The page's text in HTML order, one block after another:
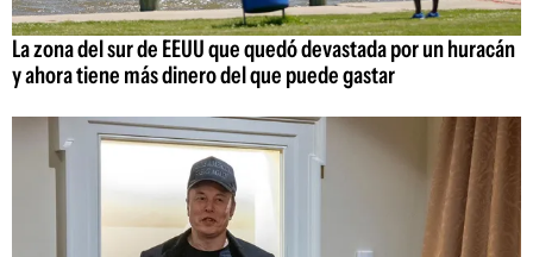
La zona del sur de EEUU que quedó devastada por un huracán
y ahora tiene más dinero del que puede gastar